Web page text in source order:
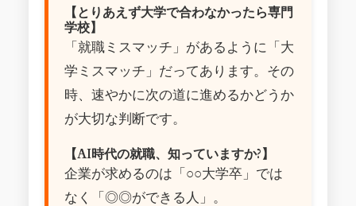
【とりあえず大学で合わなかったら専門
学校】
「就職ミスマッチ」があるように「大
学ミスマッチ」だってあります。その
時、速やかに次の道に進めるかどうか
が大切な判断です。
【AI時代の就職、知っていますか?】
企業が求めるのは「○○大学卒」では
なく「◎◎ができる人」。